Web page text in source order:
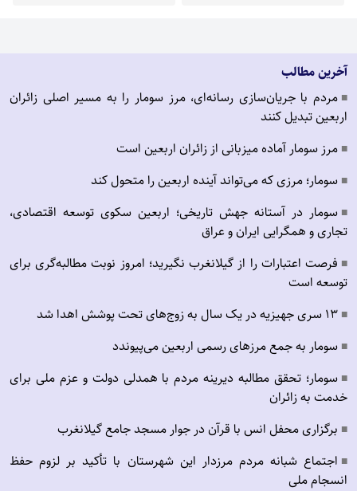
آخرین مطالب
■ مردم با جریان‌سازی رسانه‌ای، مرز سومار را به مسیر اصلی زائران
اربعین تبدیل کنند
■ مرز سومار آماده میزبانی از زائران اربعین است
■ سومار؛ مرزی که می‌تواند آینده اربعین را متحول کند
■ سومار در آستانه جهش تاریخی؛ اربعین سکوی توسعه اقتصادی،
تجاری و همگرایی ایران و عراق
■ فرصت اعتبارات را از گیلانغرب نگیرید؛ امروز نوبت مطالبه‌گری برای
توسعه است
■ ۱۳ سری جهیزیه در یک سال به زوج‌های تحت پوشش اهدا شد
■ سومار به جمع مرزهای رسمی اربعین می‌پیوندد
■ سومار؛ تحقق مطالبه دیرینه مردم با همدلی دولت و عزم ملی برای
خدمت به زائران
■ برگزاری محفل انس با قرآن در جوار مسجد جامع گیلانغرب
■ اجتماع شبانه مردم مرزدار این شهرستان با تأکید بر لزوم حفظ
انسجام ملی